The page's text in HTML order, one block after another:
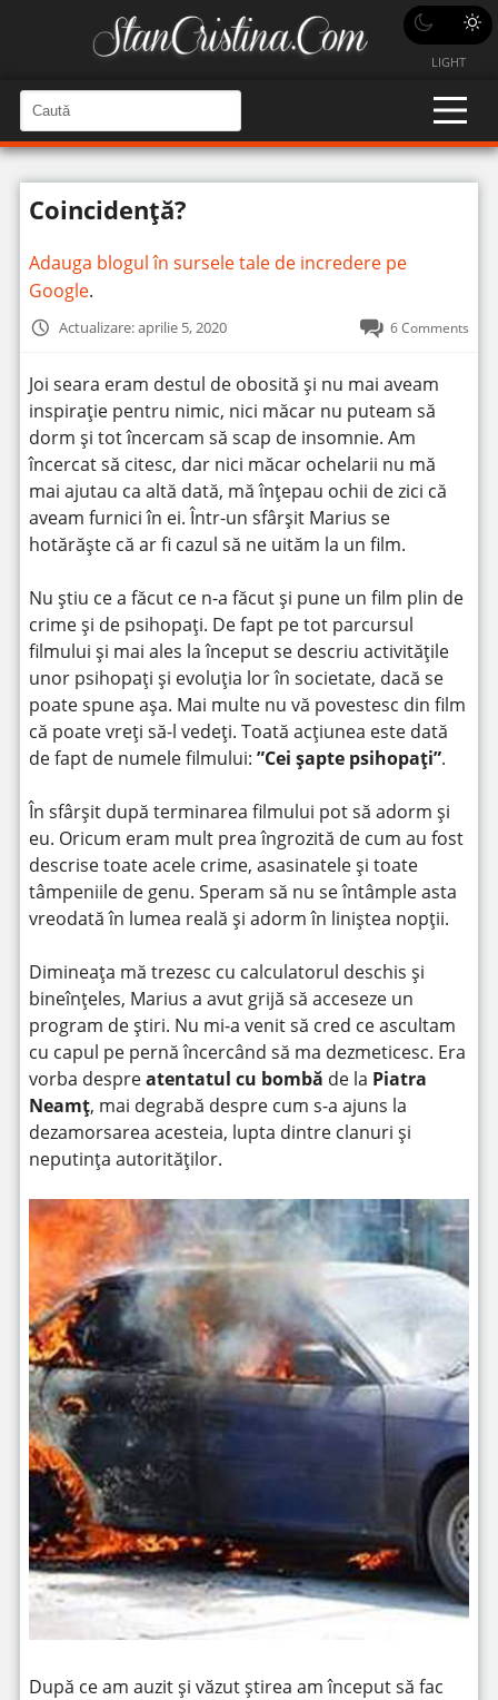
LIGHT
a
u
t
n
C
a
u
î
n
t
Coincidență?
Adauga blogul în sursele tale de incredere pe
Google.
Actualizare: aprilie 5, 2020 6 Comments
Joi seara eram destul de obosită și nu mai aveam
inspirație pentru nimic, nici măcar nu puteam să
dorm și tot încercam să scap de insomnie. Am
încercat să citesc, dar nici măcar ochelarii nu mă
mai ajutau ca altă dată, mă înțepau ochii de zici că
aveam furnici în ei. Într-un sfârșit Marius se
hotărăște că ar fi cazul să ne uităm la un film.
Nu știu ce a făcut ce n-a făcut și pune un film plin de
crime și de psihopați. De fapt pe tot parcursul
filmului și mai ales la început se descriu activitățile
unor psihopați și evoluția lor în societate, dacă se
poate spune așa. Mai multe nu vă povestesc din film
că poate vreți să-l vedeți. Toată acțiunea este dată
de fapt de numele filmului: ”Cei șapte psihopați”.
În sfârșit după terminarea filmului pot să adorm și
eu. Oricum eram mult prea îngrozită de cum au fost
descrise toate acele crime, asasinatele și toate
tâmpeniile de genu. Speram să nu se întâmple asta
vreodată în lumea reală și adorm în liniștea nopții.
Dimineața mă trezesc cu calculatorul deschis și
bineînțeles, Marius a avut grijă să acceseze un
program de știri. Nu mi-a venit să cred ce ascultam
cu capul pe pernă încercând să ma dezmeticesc. Era
vorba despreatentatul cu bombă de la Piatra
Neamț, mai degrabă despre cum s-a ajuns la
dezamorsarea acesteia, lupta dintre clanuri și
neputința autorităților.
După ce am auzit și văzut știrea am început să fac